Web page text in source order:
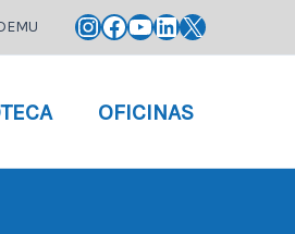
Instagram
Facebook
YouTube
LinkedIn
X
OFICINAS